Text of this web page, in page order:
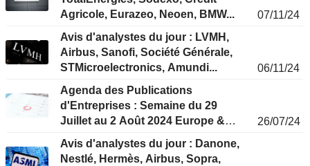
Agricole, Eurazeo, Neoen, BMW...
07/11/24
Avis d'analystes du jour : LVMH,
Airbus, Sanofi, Société Générale,
STMicroelectronics, Amundi...
06/11/24
Agenda des Publications
d'Entreprises : Semaine du 29
Juillet au 2 Août 2024 Europe &
26/07/24
Avis d'analystes du jour : Danone,
Nestlé, Hermès, Airbus, Sopra,